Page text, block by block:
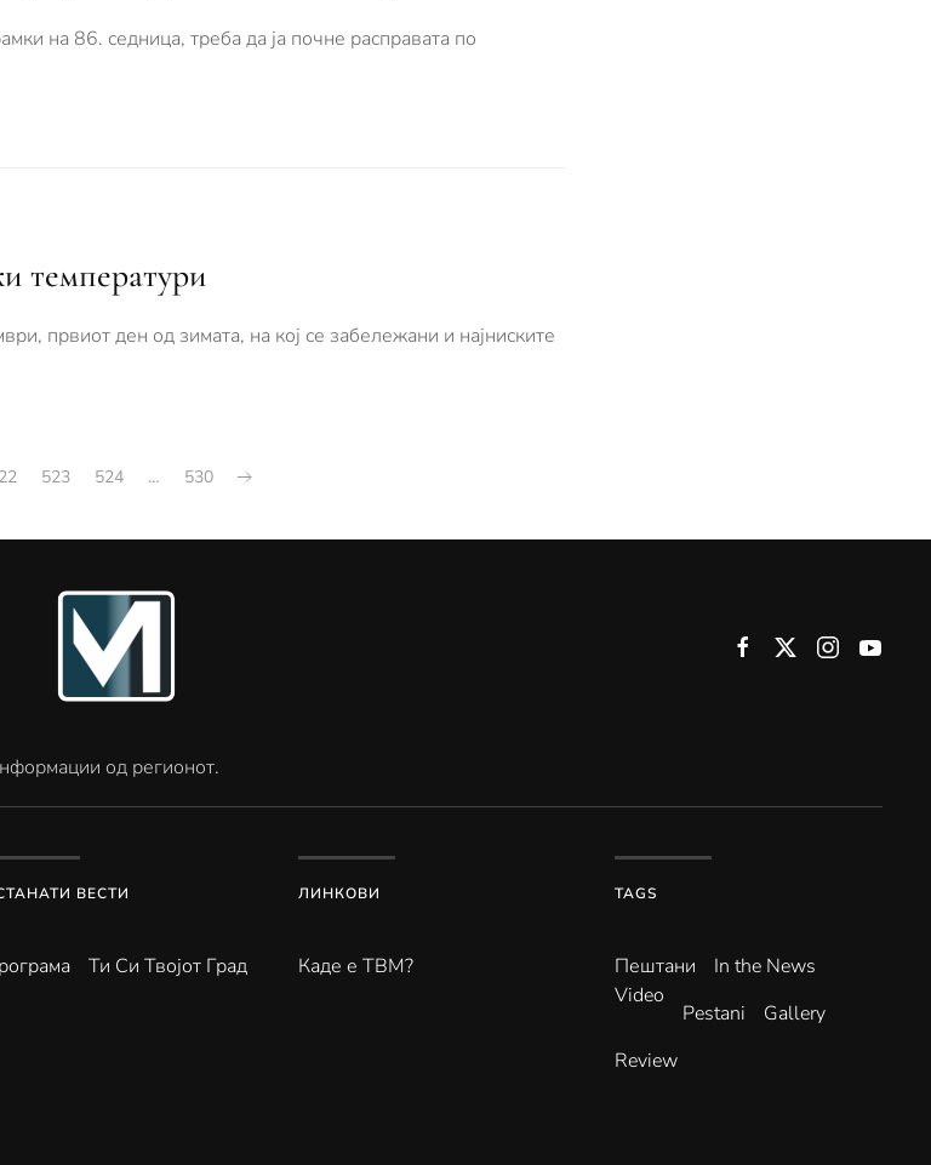
на 86. седница, треба да ја почне расправата по
температури
првиот ден од зимата, на кој се забележани и најниските
523 524 … 530
од регионот.
ВЕСТИ
Ти Си Твојот Град
ЛИНКОВИ
Каде е ТВМ?
TAGS
Пештани
In the News
Video
Pestani
Gallery
Review